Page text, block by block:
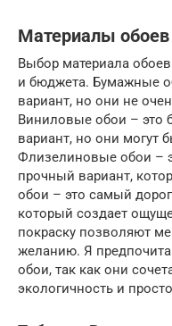
Материалы обоев
Выбор материала
и бюджета. Бумажные
вариант, но они не
Виниловые обои – это
вариант, но они могут
Флизелиновые обои –
прочный вариант,
обои – это самый
который создает
покраску позволяют
желанию. Я
обои, так как они
экологичность и